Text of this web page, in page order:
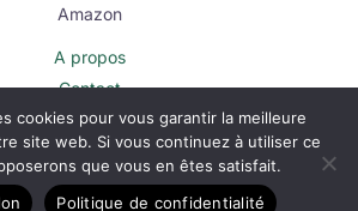
Amazon
A propos
Contact
Plan du site
Mentions légales
de confidentialité
cookies pour vous garantir la meilleure
site web. Si vous continuez à utiliser ce
que vous en êtes satisfait.
Politique de confidentialité